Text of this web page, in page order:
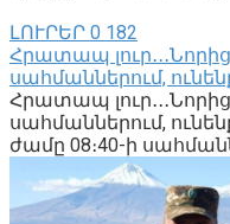
ԼՈՒՐԵՐ 0 182
Հրատապ
սահմաններում,
Հրատապ
սահմաններում,
ժամը 08։40-ի